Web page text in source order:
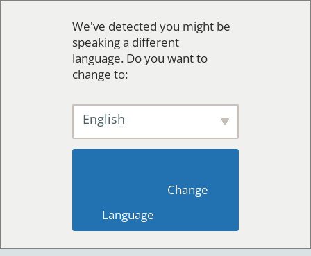
We've detected you might be
speaking a different
language. Do you want to
change to:
English
Language